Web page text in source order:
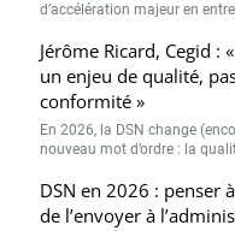
d’accélération majeur en
Jérôme Ricard, Cegid :
un enjeu de qualité,
conformité »
En 2026, la DSN change
nouveau mot d’ordre : la
DSN en 2026 : penser
de l’envoyer à